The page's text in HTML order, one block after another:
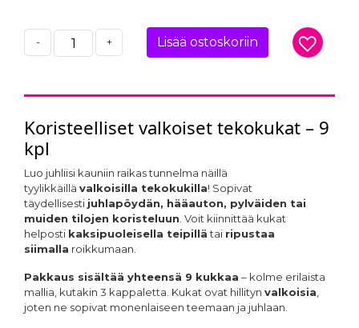
- + Lisää ostoskoriin
Koristeelliset valkoiset tekokukat – 9
kpl
Luo juhliisi kauniin raikas tunnelma näillä
tyylikkäillä valkoisilla tekokukilla! Sopivat
täydellisesti juhlapöydän, hääauton, pylväiden tai
muiden tilojen koristeluun. Voit kiinnittää kukat
helposti kaksipuoleisella teipillätai ripustaa
siimalla roikkumaan.
Pakkaus sisältää yhteensä 9 kukkaa – kolme erilaista
mallia, kutakin 3 kappaletta. Kukat ovat hillityn valkoisia,
joten ne sopivat monenlaiseen teemaan ja juhlaan.